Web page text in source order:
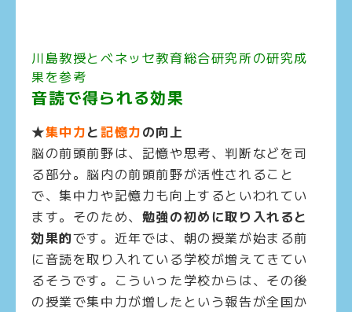
川島教授とベネッセ教育総合研究所の研究成
果を参考
音読で得られる効果
★集中力と記憶力の向上
脳の前頭前野は、記憶や思考、判断などを司
る部分。脳内の前頭前野が活性されること
で、集中力や記憶力も向上するといわれてい
ます。そのため、 勉強の初めに取り入れると
効果的です。近年では、朝の授業が始まる前
に音読を取り入れている学校が増えてきてい
るそうです。こういった学校からは、その後
の授業で集中力が増したという報告が全国か